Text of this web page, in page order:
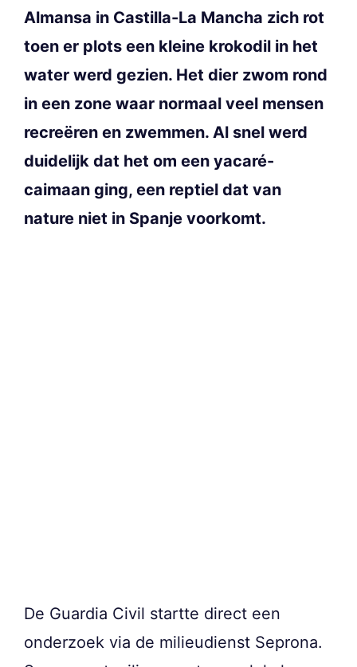
Almansa in Castilla-La Mancha zich rot
toen er plots een kleine krokodil in het
water werd gezien. Het dier zwom rond
in een zone waar normaal veel mensen
recreëren en zwemmen. Al snel werd
duidelijk dat het om een yacaré-
caimaan ging, een reptiel dat van
nature niet in Spanje voorkomt.
De Guardia Civil startte direct een
onderzoek via de milieudienst Seprona.